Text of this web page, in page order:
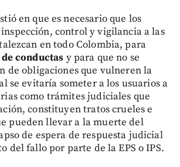
en que es necesario que los
control y vigilancia a las
en todo Colombia, para
conductas y para que no se
de obligaciones que vulneren la
se evitaría someter a los usuarios a
como trámites judiciales que
constituyen tratos crueles e
pueden llevar a la muerte del
de espera de respuesta judicial
del fallo por parte de la EPS o IPS.